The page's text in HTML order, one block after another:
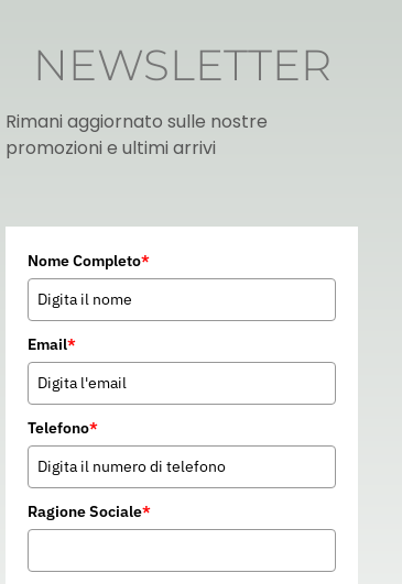
FFP2V D
RESPIRATORIE
149 – M107310
NEWSLETTER
Rimani aggiornato sulle nostre
promozioni e ultimi arrivi
Nome Completo*
Email*
Telefono*
Ragione Sociale*